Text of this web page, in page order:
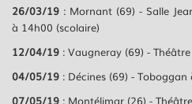
26/03/19 : Mornant (69) - Salle
à 14h00 (scolaire)
12/04/19 : Vaugneray (69) -
04/05/19 : Décines (69) - Toboggan
07/05/19 : Montélimar (26) -